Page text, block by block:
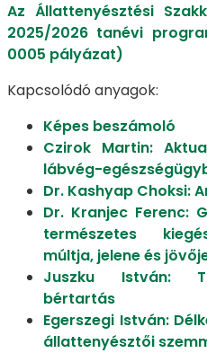
Az Állattenyésztési
2025/2026 tanévi
0005 pályázat)
Kapcsolódó anyagok:
Képes beszámoló
Czirok Martin:
lábvég-
Dr. Kashyap Choksi:
Dr. Kranjec Ferenc:
természetes
múltja, jelene és
Juszku István:
bértartás
Egerszegi István:
állattenyésztői